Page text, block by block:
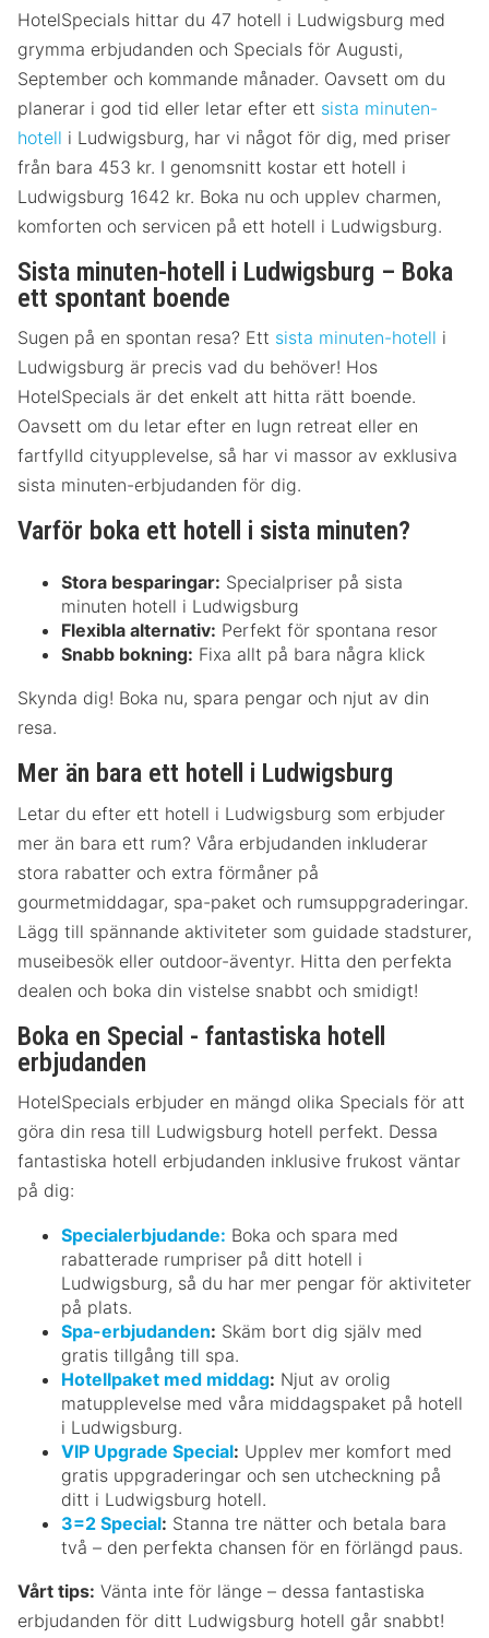
HotelSpecials hittar du 47 hotell i Ludwigsburg med
grymma erbjudanden och Specials för Augusti,
September och kommande månader. Oavsett om du
planerar i god tid eller letar efter ett sista minuten-
hotell i Ludwigsburg, har vi något för dig, med priser
från bara 453 kr. I genomsnitt kostar ett hotell i
Ludwigsburg 1642 kr. Boka nu och upplev charmen,
komforten och servicen på ett hotell i Ludwigsburg.
Sista minuten-hotell i Ludwigsburg – Boka
ett spontant boende
Sugen på en spontan resa? Ett sista minuten-hotell i
Ludwigsburg är precis vad du behöver! Hos
HotelSpecials är det enkelt att hitta rätt boende.
Oavsett om du letar efter en lugn retreat eller en
fartfylld cityupplevelse, så har vi massor av exklusiva
sista minuten-erbjudanden för dig.
Varför boka ett hotell i sista minuten?
Stora besparingar: Specialpriser på sista
minuten hotell i Ludwigsburg
Flexibla alternativ: Perfekt för spontana resor
Snabb bokning: Fixa allt på bara några klick
Skynda dig! Boka nu, spara pengar och njut av din
resa.
Mer än bara ett hotell i Ludwigsburg
Letar du efter ett hotell i Ludwigsburg som erbjuder
mer än bara ett rum? Våra erbjudanden inkluderar
stora rabatter och extra förmåner på
gourmetmiddagar, spa-paket och rumsuppgraderingar.
Lägg till spännande aktiviteter som guidade stadsturer,
museibesök eller outdoor-äventyr. Hitta den perfekta
dealen och boka din vistelse snabbt och smidigt!
Boka en Special - fantastiska hotell
erbjudanden
HotelSpecials erbjuder en mängd olika Specials för att
göra din resa till Ludwigsburg hotell perfekt. Dessa
fantastiska hotell erbjudanden inklusive frukost väntar
på dig:
Specialerbjudande: Boka och spara med
rabatterade rumpriser på ditt hotell i
Ludwigsburg, så du har mer pengar för aktiviteter
på plats.
Spa-erbjudanden: Skäm bort dig själv med
gratis tillgång till spa.
Hotellpaket med middag: Njut av orolig
matupplevelse med våra middagspaket på hotell
i Ludwigsburg.
VIP Upgrade Special: Upplev mer komfort med
gratis uppgraderingar och sen utcheckning på
ditt i Ludwigsburg hotell.
3=2 Special: Stanna tre nätter och betala bara
två – den perfekta chansen för en förlängd paus.
Vårt tips: Vänta inte för länge – dessa fantastiska
erbjudanden för ditt Ludwigsburg hotell går snabbt!